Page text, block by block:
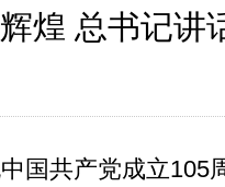
煌 总书记讲
国共产党成立105